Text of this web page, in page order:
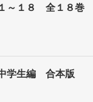
～１８ 全１８巻
学生編 合本版